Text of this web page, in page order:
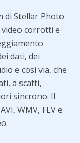
di Stellar Photo
corrotti e
dati, dei
e così via, che
a scatti,
sincrono. Il
WMV, FLV e